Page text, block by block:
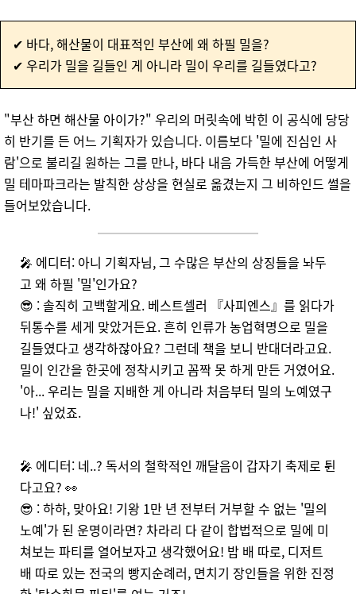
✔ 바다, 해산물이 대표적인 부산에 왜 하필 밀을?
✔ 우리가 밀을 길들인 게 아니라 밀이 우리를 길들였다고?
"부산 하면 해산물 아이가?" 우리의 머릿속에 박힌 이 공식에 당당
히 반기를 든 어느 기획자가 있습니다. 이름보다 '밀에 진심인 사
람'으로 불리길 원하는 그를 만나, 바다 내음 가득한 부산에 어떻게
밀 테마파크라는 발칙한 상상을 현실로 옮겼는지 그 비하인드 썰을
들어보았습니다.
🎤 에디터: 아니 기획자님, 그 수많은 부산의 상징들을 놔두
고 왜 하필 '밀'인가요?
😎 : 솔직히 고백할게요. 베스트셀러 『사피엔스』를 읽다가
뒤통수를 세게 맞았거든요. 흔히 인류가 농업혁명으로 밀을
길들였다고 생각하잖아요? 그런데 책을 보니 반대더라고요.
밀이 인간을 한곳에 정착시키고 꼼짝 못 하게 만든 거였어요.
'아... 우리는 밀을 지배한 게 아니라 처음부터 밀의 노예였구
나!' 싶었죠.
🎤 에디터: 네..? 독서의 철학적인 깨달음이 갑자기 축제로 튄
다고요? 👀
😎 : 하하, 맞아요! 기왕 1만 년 전부터 거부할 수 없는 '밀의
노예'가 된 운명이라면? 차라리 다 같이 합법적으로 밀에 미
쳐보는 파티를 열어보자고 생각했어요! 밥 배 따로, 디저트
배 따로 있는 전국의 빵지순례러, 면치기 장인들을 위한 진정